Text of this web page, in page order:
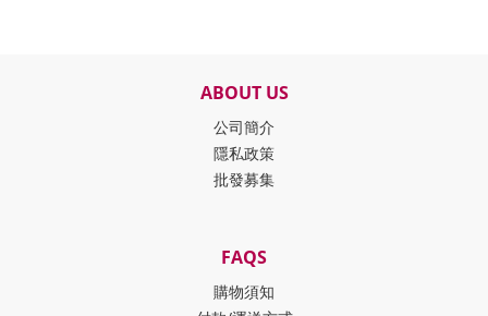
ABOUT US
公司簡介
隱私政策
批發募集
FAQS
購物須知